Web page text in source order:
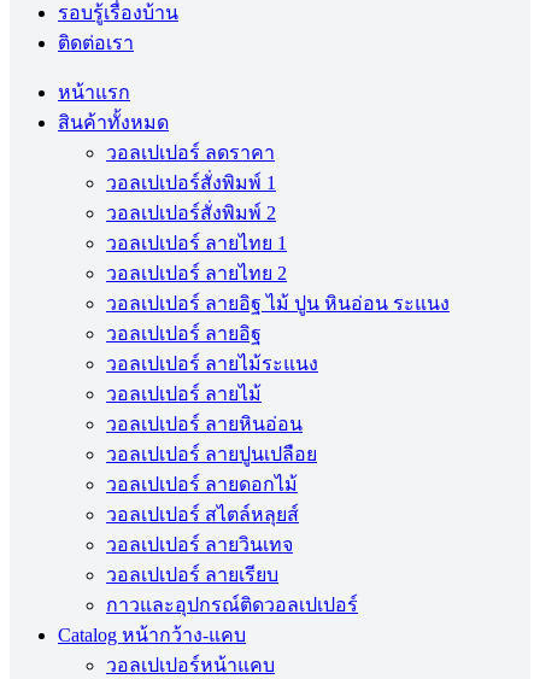
รอบรู้เรื่องบ้าน
ติดต่อเรา
หน้าแรก
สินค้าทั้งหมด
วอลเปเปอร์ ลดราคา
วอลเปเปอร์สั่งพิมพ์ 1
วอลเปเปอร์สั่งพิมพ์ 2
วอลเปเปอร์ ลายไทย 1
วอลเปเปอร์ ลายไทย 2
วอลเปเปอร์ ลายอิฐ ไม้ ปูน หินอ่อน ระแนง
วอลเปเปอร์ ลายอิฐ
วอลเปเปอร์ ลายไม้ระแนง
วอลเปเปอร์ ลายไม้
วอลเปเปอร์ ลายหินอ่อน
วอลเปเปอร์ ลายปูนเปลือย
วอลเปเปอร์ ลายดอกไม้
วอลเปเปอร์ สไตล์หลุยส์
วอลเปเปอร์ ลายวินเทจ
วอลเปเปอร์ ลายเรียบ
กาวและอุปกรณ์ติดวอลเปเปอร์
Catalog หน้ากว้าง-แคบ
วอลเปเปอร์หน้าแคบ